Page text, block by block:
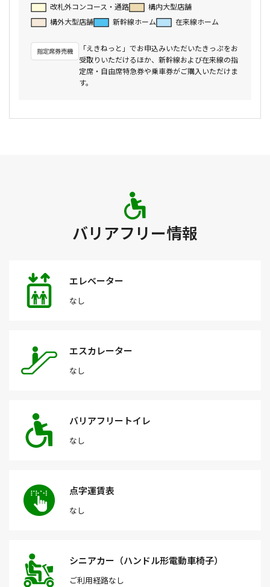
改札外コンコース・通路
構内大型店舗
構外大型店舗
新幹線ホーム 在来線ホーム
「えきねっと」でお申込みいただいたきっぷをお
受取りいただけるほか、新幹線および在来線の指
定席・自由席特急券や乗車券がご購入いただけま
す。
バリアフリー情報
エレベーター
なし
エスカレーター
なし
バリアフリートイレ
なし
点字運賃表
なし
シニアカー（ハンドル形電動車椅子）
ご利用経路なし